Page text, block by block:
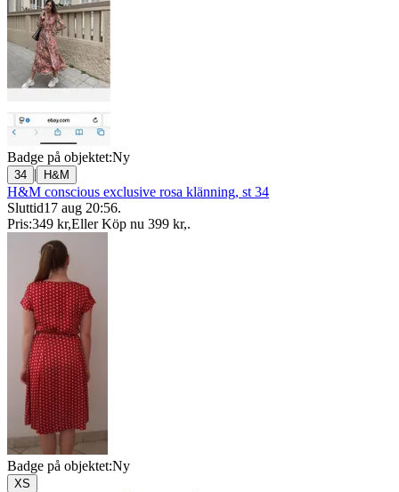
Badge på objektet:Ny
34 | H&M
H&M conscious exclusive rosa klänning, st 34
Sluttid17 aug 20:56.
Pris:349 kr,Eller Köp nu 399 kr,.
Badge på objektet:Ny
XS